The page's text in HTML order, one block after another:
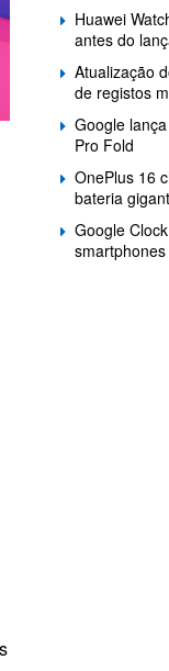
Huawei
antes do
Atualização
de registos
Google
Pro Fold
OnePlus 16
bateria
Google